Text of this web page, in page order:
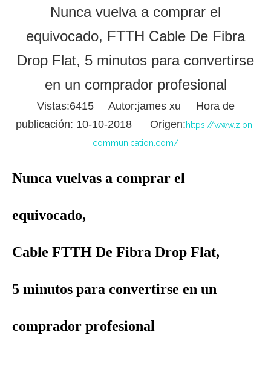
Nunca vuelva a comprar el
equivocado, FTTH Cable De Fibra
Drop Flat, 5 minutos para convertirse
en un comprador profesional
Vistas:6415Autor:james xu Hora de
publicación: 10-10-2018 Origen:https://www.zion-
communication.com/
Nunca vuelvas a comprar el
equivocado,
Cable FTTH De Fibra Drop Flat,
5 minutos para convertirse en un
comprador profesional